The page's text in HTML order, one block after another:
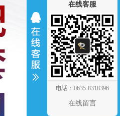
在线客服
电话：0635-8318396
在线留言